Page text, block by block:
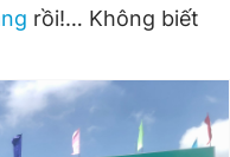
cấp ngày 24.3.2020
Thanh Niên. Cấm sao
JSC.
rồi!… Không biết